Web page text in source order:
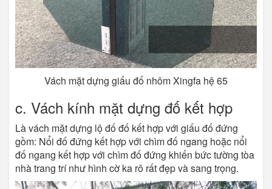
Vách mặt dựng giấu đố nhôm Xingfa hệ 65
c. Vách kính mặt dựng đố kết hợp
Là vách mặt dựng lộ đố đố kết hợp với giấu đố đứng
gồm: Nổi đố đứng kết hợp với chìm đố ngang hoặc nổi
đố ngang kết hợp với chìm đố đứng khiến bức tường tòa
nhà trang trí như hình cờ ka rô rất đẹp và sang trọng.